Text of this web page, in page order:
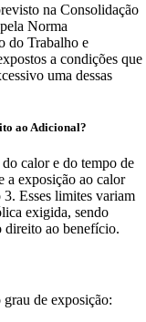
na Consolidação
Norma
do Trabalho e
a condições que
uma dessas
ao Adicional?
calor e do tempo de
a exposição ao calor
Esses limites variam
exigida, sendo
direito ao benefício.
de exposição: